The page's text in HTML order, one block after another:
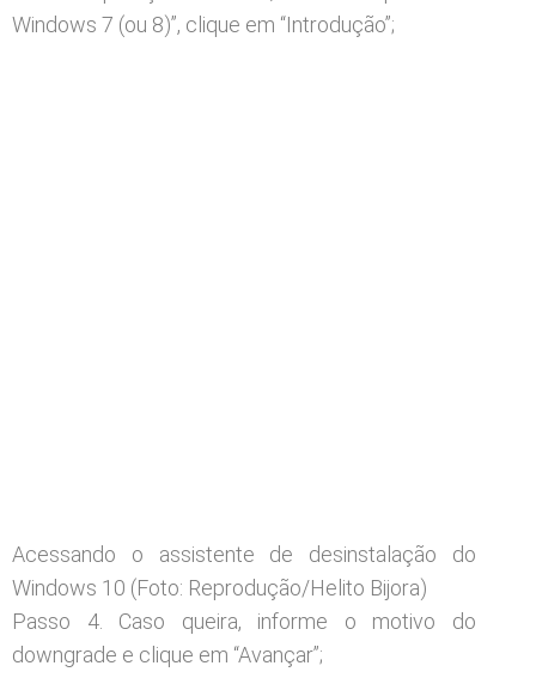
Windows 7 (ou 8)”, clique em “Introdução”;
Acessando o assistente de desinstalação do
Windows 10 (Foto: Reprodução/Helito Bijora)
Passo 4. Caso queira, informe o motivo do
downgrade e clique em “Avançar”;